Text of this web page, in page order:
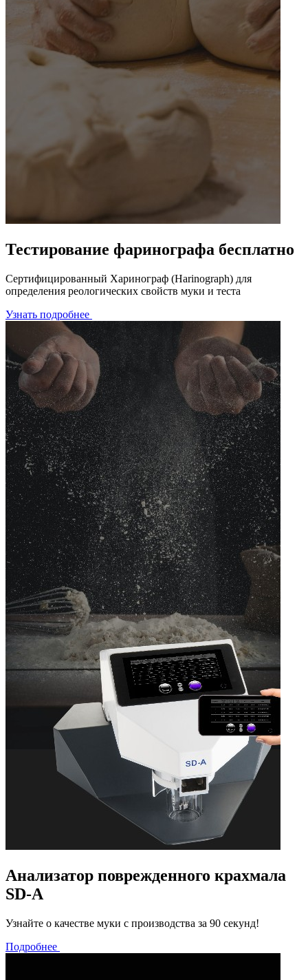
Тестирование фаринографа бесплатно
Сертифицированный Харинограф (Harinograph) для
определения реологических свойств муки и теста
Узнать подробнее
Анализатор поврежденного крахмала
SD-A
Узнайте о качестве муки с производства за 90 секунд!
Подробнее